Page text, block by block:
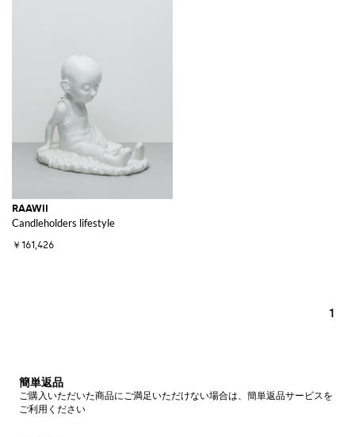
RAAWII
Candleholders lifestyle
￥161,426
1
簡単返品
ご購入いただいた商品にご満足いただけない場合は、簡単返品サービスを
ご利用ください